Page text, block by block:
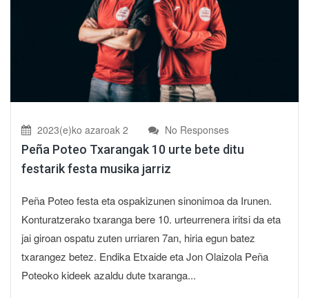
2023(e)ko azaroak 2 No Responses
Peña Poteo Txarangak 10 urte bete ditu
festarik festa musika jarriz
Peña Poteo festa eta ospakizunen sinonimoa da Irunen.
Konturatzerako txaranga bere 10. urteurrenera iritsi da eta
jai giroan ospatu zuten urriaren 7an, hiria egun batez
txarangez betez. Endika Etxaide eta Jon Olaizola Peña
Poteoko kideek azaldu dute txaranga...